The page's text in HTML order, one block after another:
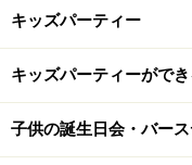
有名神社までわざわ
いのです。家族そろ
祓いをしてもらわな
に着こなせば何とか
キッズパーティー
キッズパーティーがで
子供の誕生日会・バー